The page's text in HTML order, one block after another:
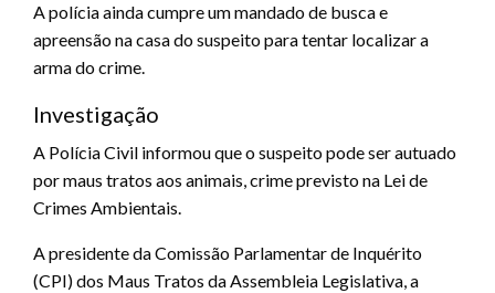
A polícia ainda cumpre um mandado de busca e
apreensão na casa do suspeito para tentar localizar a
arma do crime.
Investigação
A Polícia Civil informou que o suspeito pode ser autuado
por maus tratos aos animais, crime previsto na Lei de
Crimes Ambientais.
A presidente da Comissão Parlamentar de Inquérito
(CPI) dos Maus Tratos da Assembleia Legislativa, a